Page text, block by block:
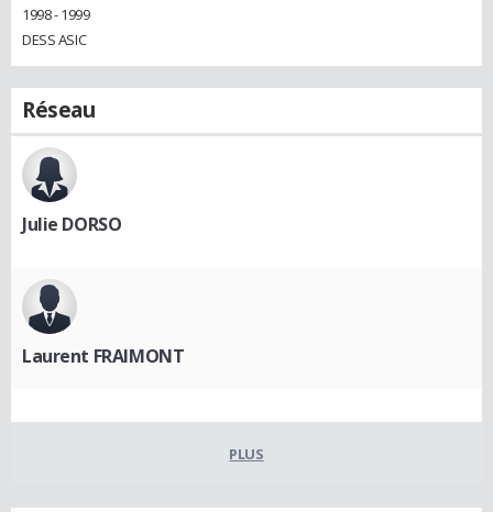
1998 - 1999
DESS ASIC
Réseau
Julie DORSO
Laurent FRAIMONT
PLUS